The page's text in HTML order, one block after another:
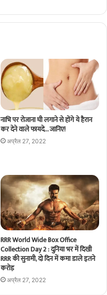
नाभि पर रोजाना घी लगाने से होंगे ये हैरान
कर देने वाले फायदे… जानिए!
अप्रैल 27, 2022
RRR World Wide Box Office
Collection Day 2 : दुनिया भर में दिखी
RRR की सुनामी, दो दिन में कमा डाले इतने
करोड़
अप्रैल 27, 2022